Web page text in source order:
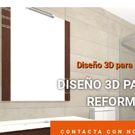
Diseño 3D para
DISEÑO 3D
CONTACTA CON